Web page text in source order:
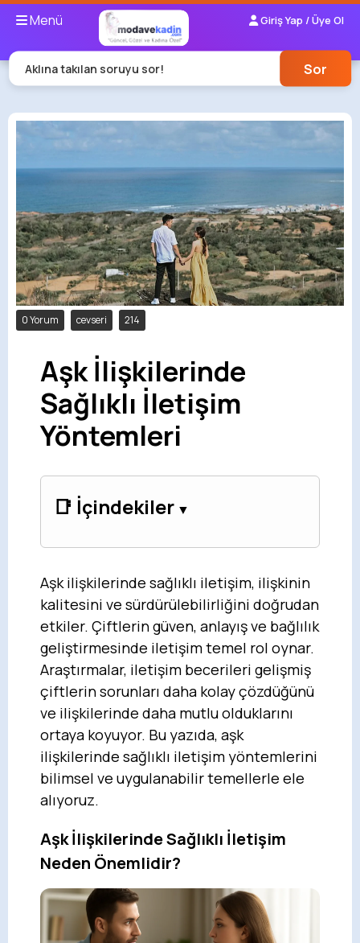
Menü Giriş Yap / Üye Ol
Aklına takılan soruyu sor! Sor
0 Yorum cevseri 214
Aşk İlişkilerinde
Sağlıklı İletişim
Yöntemleri
📑 İçindekiler
Aşk ilişkilerinde sağlıklı iletişim, ilişkinin
kalitesini ve sürdürülebilirliğini doğrudan
etkiler. Çiftlerin güven, anlayış ve bağlılık
geliştirmesinde iletişim temel rol oynar.
Araştırmalar, iletişim becerileri gelişmiş
çiftlerin sorunları daha kolay çözdüğünü
ve ilişkilerinde daha mutlu olduklarını
ortaya koyuyor. Bu yazıda, aşk
ilişkilerinde sağlıklı iletişim yöntemlerini
bilimsel ve uygulanabilir temellerle ele
alıyoruz.
Aşk İlişkilerinde Sağlıklı İletişim
Neden Önemlidir?